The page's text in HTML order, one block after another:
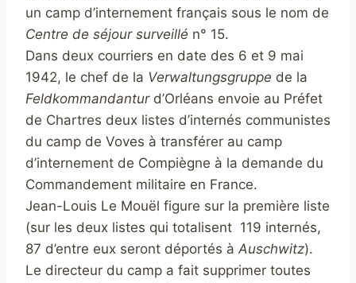
un camp d’internement français sous le nom de
Centre de séjour surveillé n° 15.
Dans deux courriers en date des 6 et 9 mai
1942, le chef de la Verwaltungsgruppe de la
Feldkommandanturd’Orléans envoie au Préfet
de Chartres deux listes d’internés communistes
du camp de Voves à transférer au camp
d’internement de Compiègne à la demande du
Commandement militaire en France.
Jean-Louis Le Mouël figure sur la première liste
(sur les deux listes qui totalisent 119 internés,
87 d’entre eux seront déportés à Auschwitz).
Le directeur du camp a fait supprimer toutes